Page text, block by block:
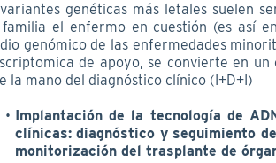
genéticas más letales suelen
familia el enfermo en cuestión (es así
genómico de las enfermedades
de apoyo, se convierte en
la mano del diagnóstico clínico (I+D+I)
Implantación de la tecnología de
clínicas: diagnóstico y seguimiento
monitorización del trasplante de